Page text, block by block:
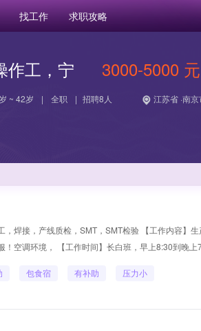
找工作 求职攻略
作工，宁 3000-5000 元
~ 42岁 | 全职 | 招聘8人 江苏省 ·南
，焊接，产线质检，SMT，SMT检验 【工作内容】
！空调环境， 【工作时间】长白班，早上8:30到晚
包食宿 有补助 压力小